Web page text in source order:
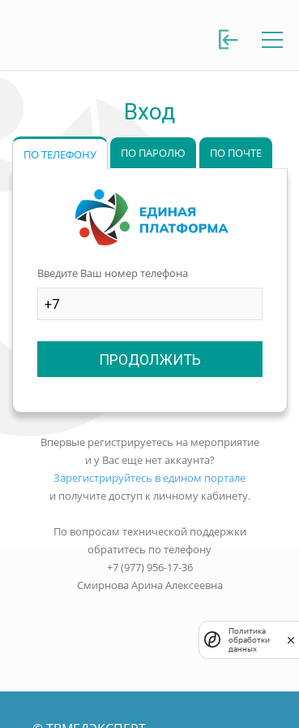
Вход
ПО ТЕЛЕФОНУ ПО ПАРОЛЮ ПО ПОЧТЕ
Введите Ваш номер телефона
ПРОДОЛЖИТЬ
Впервые регистрируетесь на мероприятие
и у Вас еще нет аккаунта?
Зарегистрируйтесь в едином портале
и получите доступ к личному кабинету.
По вопросам технической поддержки
обратитесь по телефону
+7 (977) 956-17-36
Смирнова Арина Алексеевна
Политика
обработки
данных